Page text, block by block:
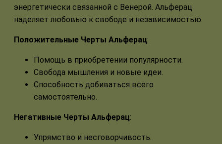
энергетически связанной с Венерой. Альферац
наделяет любовью к свободе и независимостью.
Положительные Черты Альферац:
Помощь в приобретении популярности.
Свобода мышления и новые идеи.
Способность добиваться всего
самостоятельно.
Негативные Черты Альферац:
Упрямство и несговорчивость.